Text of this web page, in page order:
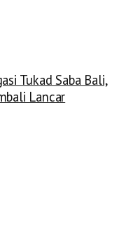
Tukad Saba Bali,
Lancar